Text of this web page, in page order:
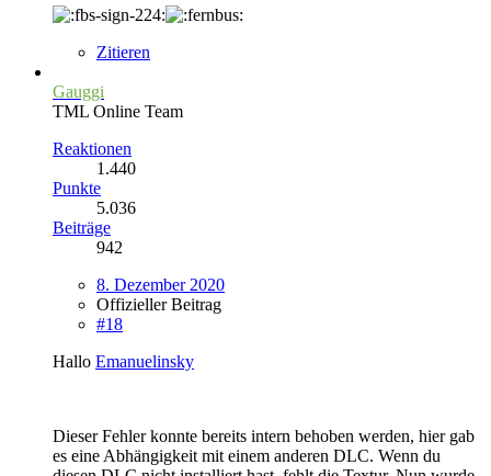
Zitieren
Gauggi
TML Online Team
Reaktionen
1.440
Punkte
5.036
Beiträge
942
8. Dezember 2020
Offizieller Beitrag
#18
Hallo Emanuelinsky
Dieser Fehler konnte bereits intern behoben werden, hier gab
es eine Abhängigkeit mit einem anderen DLC. Wenn du